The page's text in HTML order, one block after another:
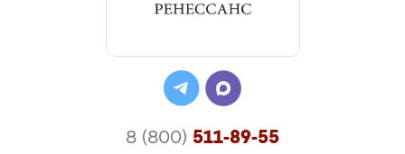
8 (800) 511-89-55